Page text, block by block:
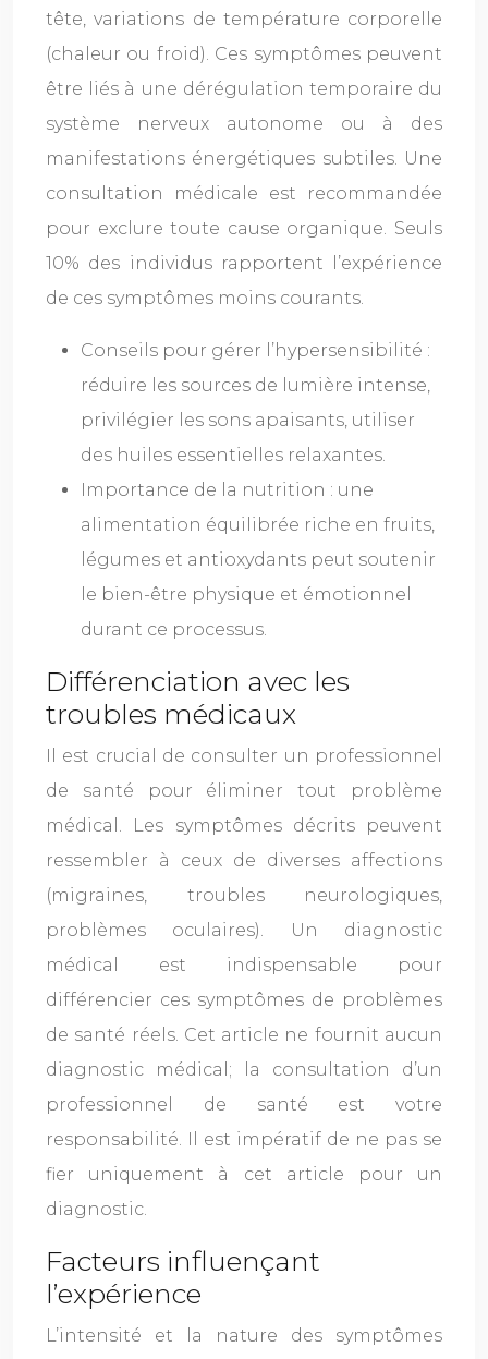
tête, variations de température corporelle
(chaleur ou froid). Ces symptômes peuvent
être liés à une dérégulation temporaire du
système nerveux autonome ou à des
manifestations énergétiques subtiles. Une
consultation médicale est recommandée
pour exclure toute cause organique. Seuls
10% des individus rapportent l’expérience
de ces symptômes moins courants.
Conseils pour gérer l’hypersensibilité :
réduire les sources de lumière intense,
privilégier les sons apaisants, utiliser
des huiles essentielles relaxantes.
Importance de la nutrition : une
alimentation équilibrée riche en fruits,
légumes et antioxydants peut soutenir
le bien-être physique et émotionnel
durant ce processus.
Différenciation avec les
troubles médicaux
Il est crucial de consulter un professionnel
de santé pour éliminer tout problème
médical. Les symptômes décrits peuvent
ressembler à ceux de diverses affections
(migraines, troubles neurologiques,
problèmes oculaires). Un diagnostic
médical est indispensable pour
différencier ces symptômes de problèmes
de santé réels. Cet article ne fournit aucun
diagnostic médical; la consultation d’un
professionnel de santé est votre
responsabilité. Il est impératif de ne pas se
fier uniquement à cet article pour un
diagnostic.
Facteurs influençant
l’expérience
L’intensité et la nature des symptômes